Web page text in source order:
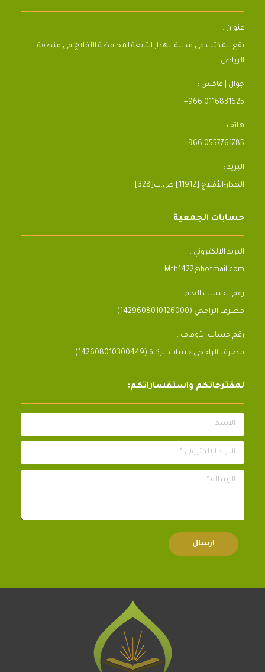
عنوان :
يقع المكتب فى مدينة الهدار التابعة لمحافظة الأفلاج فى منطقة
الرياض.
جوال | فاكس :
+966 0116831625
هاتف :
+966 0557761785
البريد :
[328]الهدار-الأفلاج [11912] ص.ب
حسابات الجمعية
البريد الالكتروني :
Mth1422@hotmail.com
رقم الحساب العام :
مصرف الراجحي (1429608010126000)
رقم حساب الأوقاف :
مصرف الراجحى حساب الزكاة (142608010300449)
لمقترحاتكم واستفساراتكم:
الاسم
البريد الالكتروني *
الرسالة *